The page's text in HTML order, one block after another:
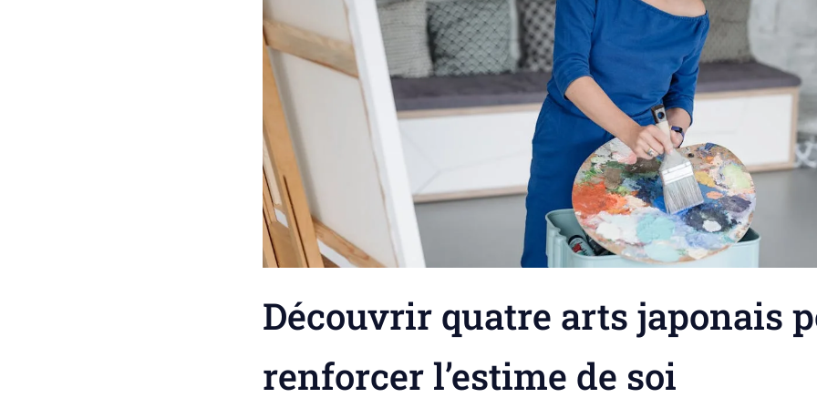
Découvrir quatre arts japonais
renforcer l’estime de soi